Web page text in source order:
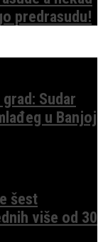
predrasudu!
Sudar
u Banjoj
šest
više od 30